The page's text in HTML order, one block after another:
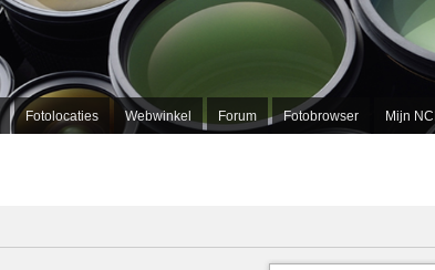
Fotolocaties Webwinkel Forum Fotobrowser Mijn